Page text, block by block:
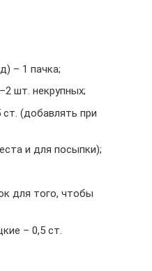
– 1 пачка;
шт. некрупных;
(добавлять при
и для посыпки);
для того, чтобы
– 0,5 ст.